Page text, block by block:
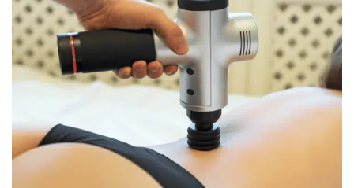
Professionele Massage Guns
Mini Massage Guns
Overige Producten
Beste Mini Massage Guns
Beste Professionele Massage Pistolen
Addsfit
Compex